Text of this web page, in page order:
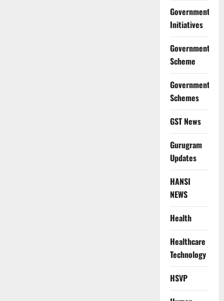
Government
Initiatives
Government
Scheme
Government
Schemes
GST News
Gurugram
Updates
HANSI
NEWS
Health
Healthcare
Technology
HSVP